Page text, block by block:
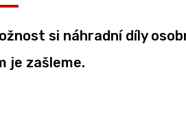
si náhradní díly
je zašleme.